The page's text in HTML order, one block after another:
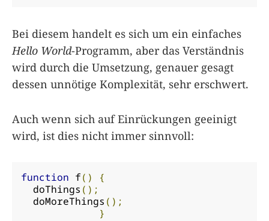
Bei diesem handelt es sich um ein einfaches
Hello World-Programm, aber das Verständnis
wird durch die Umsetzung, genauer gesagt
dessen unnötige Komplexität, sehr erschwert.
Auch wenn sich auf Einrückungen geeinigt
wird, ist dies nicht immer sinnvoll:
function f()
{
  doThings
();
  doMoreThings
();
}